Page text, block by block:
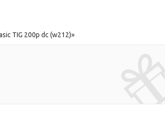
TIG 200p dc (w212)»